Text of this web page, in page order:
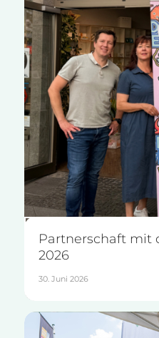
Partnerschaft mit
2026
30. Juni 2026